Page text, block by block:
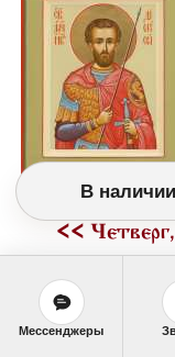
<<
В наличии
Мессенджеры